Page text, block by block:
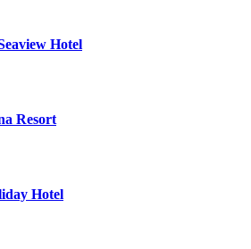
Hotel
Resort
Hotel